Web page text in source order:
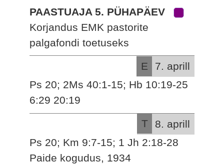
PAASTUAJA 5. PÜHAPÄEV
Korjandus EMK pastorite
palgafondi toetuseks
E
7. aprill
Ps 20; 2Ms 40:1-15; Hb 10:19-25
6:29 20:19
T
8. aprill
Ps 20; Km 9:7-15; 1 Jh 2:18-28
Paide kogudus, 1934